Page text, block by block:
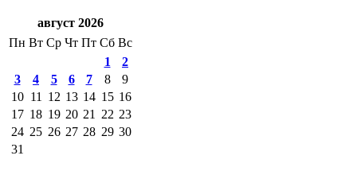
август 2026
Пн Вт Ср Чт Пт Сб Вс
1
2
3
4 5 6 7 8
9
10 11 12 13 14 15 16
17 18 19 20 21 22 23
24 25 26 27 28 29 30
31